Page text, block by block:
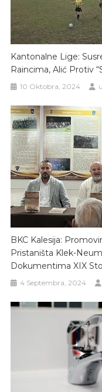
Kantonalne Lige:
Raincima, Alić Protiv
10 Oktobra, 2024
BKC Kalesija:
Pristaništa Klek-
Dokumentima XIX
4 Septembra, 2024